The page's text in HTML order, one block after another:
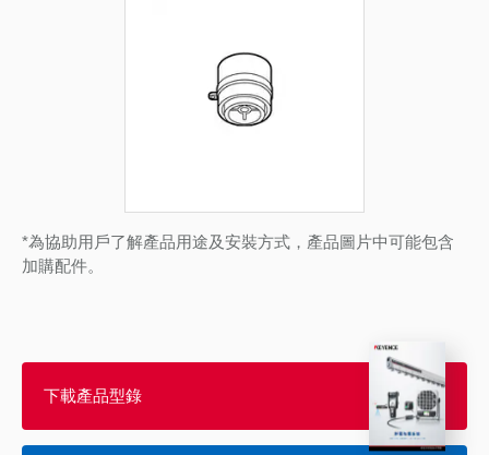
*為協助用戶了解產品用途及安裝方式，產品圖片中可能包含
加購配件。
下載產品型錄